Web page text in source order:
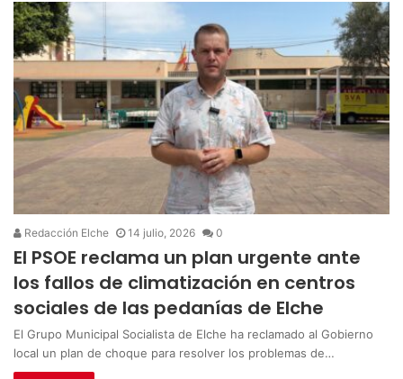
Redacción Elche 14 julio, 2026 0
El PSOE reclama un plan urgente ante
los fallos de climatización en centros
sociales de las pedanías de Elche
El Grupo Municipal Socialista de Elche ha reclamado al Gobierno
local un plan de choque para resolver los problemas de…